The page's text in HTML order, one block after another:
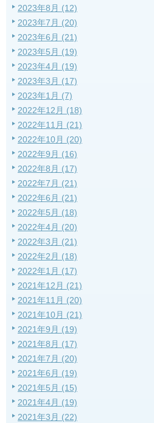
2023年8月 (12)
2023年7月 (20)
2023年6月 (21)
2023年5月 (19)
2023年4月 (19)
2023年3月 (17)
2023年1月 (7)
2022年12月 (18)
2022年11月 (21)
2022年10月 (20)
2022年9月 (16)
2022年8月 (17)
2022年7月 (21)
2022年6月 (21)
2022年5月 (18)
2022年4月 (20)
2022年3月 (21)
2022年2月 (18)
2022年1月 (17)
2021年12月 (21)
2021年11月 (20)
2021年10月 (21)
2021年9月 (19)
2021年8月 (17)
2021年7月 (20)
2021年6月 (19)
2021年5月 (15)
2021年4月 (19)
2021年3月 (22)